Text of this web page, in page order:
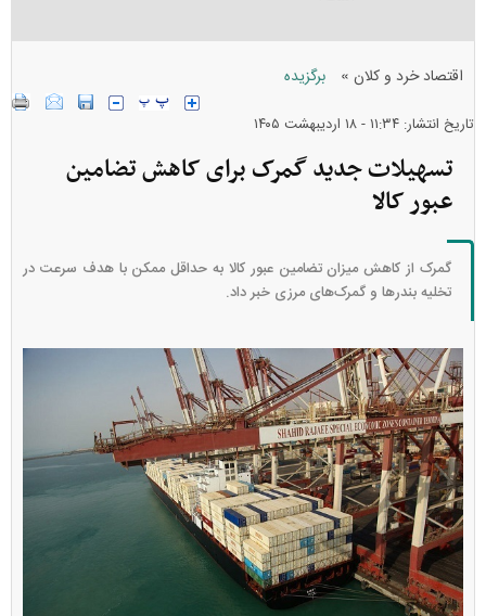
اقتصاد خرد و کلان » برگزیده
تاریخ انتشار: ۱۱:۳۴ - ۱۸ ارديبهشت ۱۴۰۵
تسهیلات جدید گمرک برای کاهش تضامین
عبور کالا
گمرک از کاهش میزان تضامین عبور کالا به حداقل ممکن با هدف سرعت در
تخلیه بندرها و گمرک‌های مرزی خبر داد.